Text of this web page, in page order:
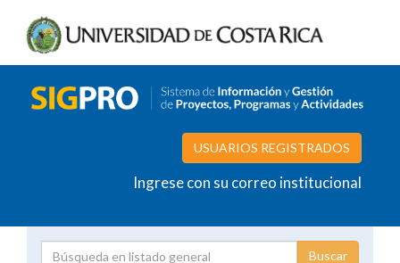
USUARIOS REGISTRADOS
Ingrese con su correo institucional